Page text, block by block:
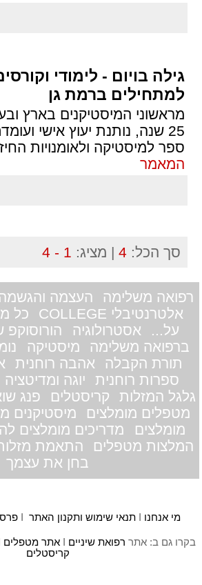
גילה בויום - לימודי
למתחילים ברמת גן
מראשוני המיסטיקנים בארץ
25 שנה, נותנת יעוץ אישי
ספר למיסטיקה ולאומנויות
המאמר
סך הכל: 4 | מציג: 1 - 4
רפואה משלימה העצמה
אלטרנטיבלי COLLEGE
כל
על...
אסטרולוגיה הורוסוקפ
ברפואה משלימה
מיסטיקה
תורת הקבלה
אהבה רוחנית
ספרות רוחנית
יוגה ומדיטציה
גלגל המזלות
קריסטלים פנג
מטפלים מומלצים
מיסטיקנים
מומלצים
מדריכים מומלצים
המלצות מטפלים
התאמת
בחן את עצמך
מי אנחנו תנאי שימוש ותקנון האתר
בקרו גם ב: אתר רפואת שיניים אתר מטפלים
קריסטלים